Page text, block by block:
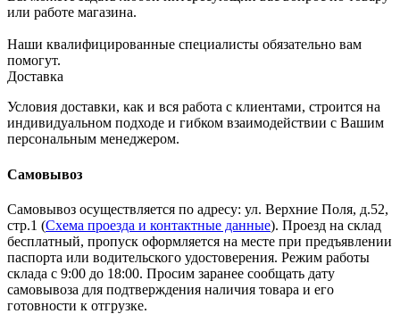
или работе магазина.
Наши квалифицированные специалисты обязательно вам
помогут.
Доставка
Условия доставки, как и вся работа с клиентами, строится на
индивидуальном подходе и гибком взаимодействии с Вашим
персональным менеджером.
Самовывоз
Самовывоз осуществляется по адресу: ул. Верхние Поля, д.52,
стр.1 (Схема проезда и контактные данные). Проезд на склад
бесплатный, пропуск оформляется на месте при предъявлении
паспорта или водительского удостоверения. Режим работы
склада с 9:00 до 18:00. Просим заранее сообщать дату
самовывоза для подтверждения наличия товара и его
готовности к отгрузке.